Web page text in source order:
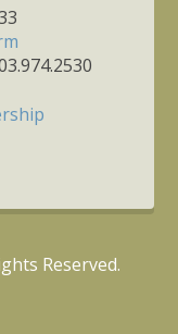
Reserved.